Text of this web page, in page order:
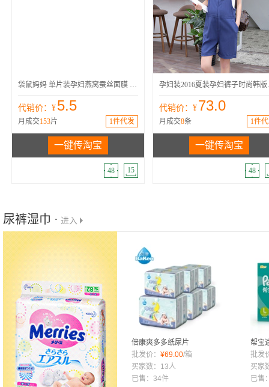
袋鼠妈妈
面膜
补水
保湿
袋鼠妈妈 单片装孕妇燕窝蚕丝面膜 纯精华天然滋养保湿补水安全
代销价：¥ 5.5
月成交153片 1件代发
一键传淘宝
48 15
孕妇装
代销价：¥ 73.0
月成交8条 1件
一键传淘宝
48
尿裤湿巾 · 进入
倍康爽多多纸尿片
L120/XL108/M132/S144婴
儿尿不湿超薄透气尿片
批发价： ¥69.00/箱
买家数：13人
已售：34件
帮宝
爽大
女宝
批发
买家
已售